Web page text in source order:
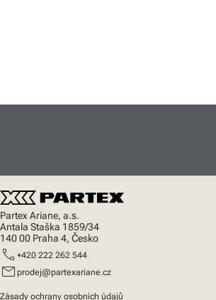
Partex Ariane, a.s.
Antala Staška 1859/34
140 00 Praha 4, Česko
call +420 222 262 544
mail prodej@partexariane.cz
Zásady ochrany osobních údajů